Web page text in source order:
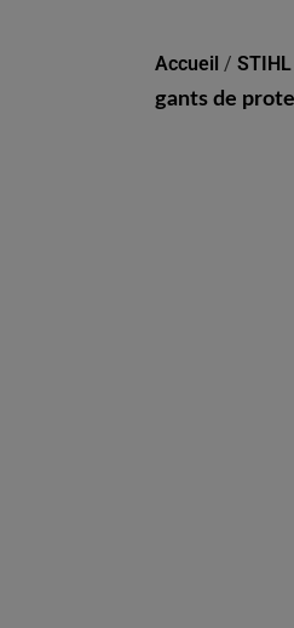
Accueil /
gants de